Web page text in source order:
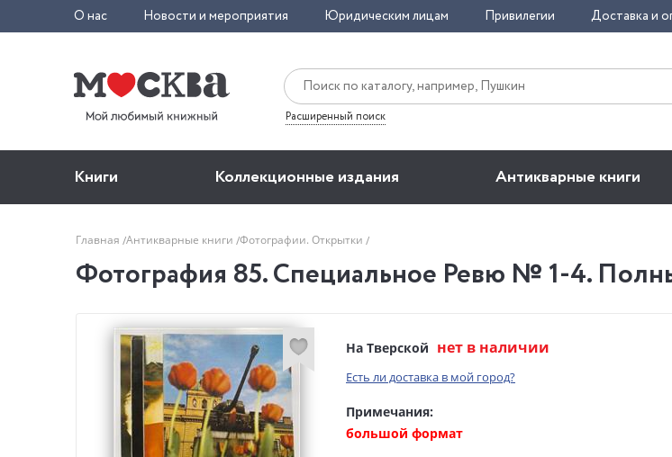
О нас Новости и мероприятия Юридическим лицам Привилегии Доставка и
Расширенный поиск
Книги Коллекционные издания Антикварные книги
Главная Антикварные книги Фотографии. Открытки
Фотография 85. Специальное Ревю № 1-4.
На Тверской нет в наличии
Есть ли доставка в мой город?
Примечания:
большой формат